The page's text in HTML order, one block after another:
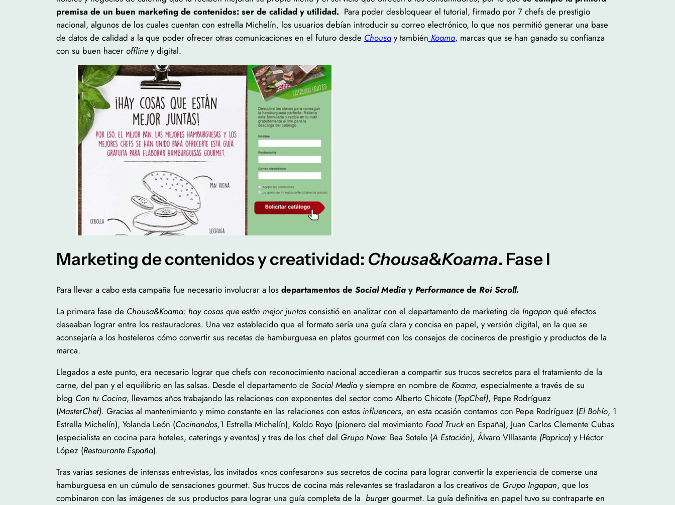
premisa de un buen marketing de contenidos: ser de calidad y utilidad. Para poder desbloquear el tutorial, firmado por 7 chefs de prestigio
nacional, algunos de los cuales cuentan con estrella Michelín, los usuarios debían introducir su correo electrónico, lo que nos permitió generar una base
de datos de calidad a la que poder ofrecer otras comunicaciones en el futuro desde Chousa y también Koama, marcas que se han ganado su confianza
con su buen hacer offliney digital.
Marketing de contenidos y creatividad: Chousa&Koama. Fase I
Para llevar a cabo esta campaña fue necesario involucrar a los departamentos de Social Media y Performancede Roi Scroll.
La primera fase de Chousa&Koama: hay cosas que están mejor juntas consistió en analizar con el departamento de marketing de Ingapan qué efectos
deseaban lograr entre los restauradores. Una vez establecido que el formato sería una guía clara y concisa en papel, y versión digital, en la que se
aconsejaría a los hosteleros cómo convertir sus recetas de hamburguesa en platos gourmet con los consejos de cocineros de prestigio y productos de la
marca.
Llegados a este punto, era necesario lograr que chefs con reconocimiento nacional accedieran a compartir sus trucos secretos para el tratamiento de la
carne, del pan y el equilibrio en las salsas. Desde el departamento de Social Media y siempre en nombre de Koama, especialmente a través de su
blog Con tu Cocina, llevamos años trabajando las relaciones con exponentes del sector como Alberto Chicote (TopChef), Pepe Rodríguez
(MasterChef). Gracias al mantenimiento y mimo constante en las relaciones con estos influencers, en esta ocasión contamos con Pepe Rodríguez (El Bohío, 1
Estrella Michelín), Yolanda León (Cocinandos,1 Estrella Michelín), Koldo Royo (pionero del movimiento Food Trucken España), Juan Carlos Clemente Cubas
(especialista en cocina para hoteles, caterings y eventos) y tres de los chef del Grupo Nove: Bea Sotelo (A Estación), Álvaro VIllasante (Paprica) y Héctor
López (Restaurante España).
Tras varias sesiones de intensas entrevistas, los invitados «nos confesaron» sus secretos de cocina para lograr convertir la experiencia de comerse una
hamburguesa en un cúmulo de sensaciones gourmet. Sus trucos de cocina más relevantes se trasladaron a los creativos de Grupo Ingapan, que los
combinaron con las imágenes de sus productos para lograr una guía completa de la burgergourmet. La guía definitiva en papel tuvo su contraparte en